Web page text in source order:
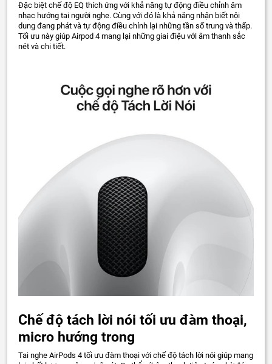
Đặc biệt chế độ EQ thích ứng với khả năng tự động điều chỉnh âm
nhạc hướng tai người nghe. Cùng với đó là khả năng nhận biết nội
dung đang phát và tự động điều chỉnh lại những tần số trung và thấp.
Tối ưu này giúp Airpod 4 mang lại những giai điệu với âm thanh sắc
nét và chi tiết.
Chế độ tách lời nói tối ưu đàm thoại,
micro hướng trong
Tai nghe AirPods 4 tối ưu đàm thoại với chế độ tách lời nói giúp mang